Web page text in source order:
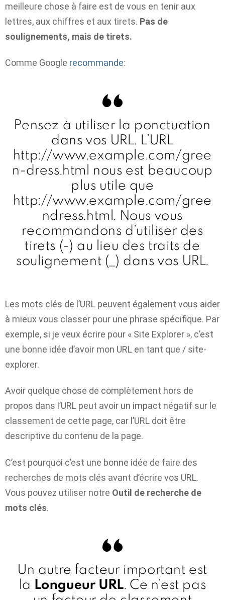
meilleure chose à faire est de vous en tenir aux
lettres, aux chiffres et aux tirets. Pas de
soulignements, mais de tirets.
Comme Google recommande:
Pensez à utiliser la ponctuation
dans vos URL. L’URL
http://www.example.com/gree
n-dress.html nous est beaucoup
plus utile que
http://www.example.com/gree
ndress.html. Nous vous
recommandons d’utiliser des
tirets (-) au lieu des traits de
soulignement (_) dans vos URL.
Les mots clés de l’URL peuvent également vous aider
à mieux vous classer pour une phrase spécifique. Par
exemple, si je veux écrire pour « Site Explorer », c’est
une bonne idée d’avoir mon URL en tant que / site-
explorer.
Avoir quelque chose de complètement hors de
propos dans l’URL peut avoir un impact négatif sur le
classement de cette page, car l’URL doit être
descriptive du contenu de la page.
C’est pourquoi c’est une bonne idée de faire des
recherches de mots clés avant d’écrire vos URL.
Vous pouvez utiliser notre Outil de recherche de
mots clés.
Un autre facteur important est
la Longueur URL. Ce n’est pas